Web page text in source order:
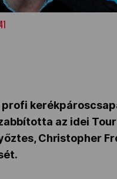
program
profi
az idei
Christopher